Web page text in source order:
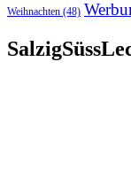
Weihnachten (48)